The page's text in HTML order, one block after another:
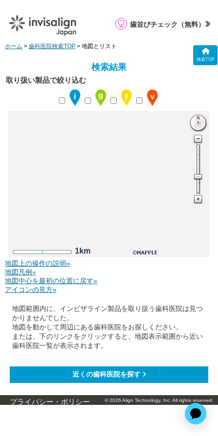
検索TOP
歯並びチェック （無料）
ホーム > 歯科医院検索TOP > 地図とリスト
検索結果
取り扱い製品で絞り込む
1km
地図上の操作の説明»
地図凡例»
地図中心を最初の位置に戻す»
アイコンの見方»
地図範囲内に、インビザライン製品を取り扱う歯科医院は見つ
かりませんでした。
地図を動かして周辺にある歯科医院をお探しください。
または、下のリンクをクリックすると、地図表示範囲から近い
歯科医院一覧が表示されます。
プライバシー・ポリシー © 2026 Align Technology, Inc. All rights reserved.